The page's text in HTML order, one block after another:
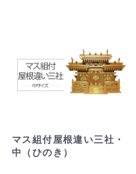
マス組付屋根違い三社・
中（ひのき）